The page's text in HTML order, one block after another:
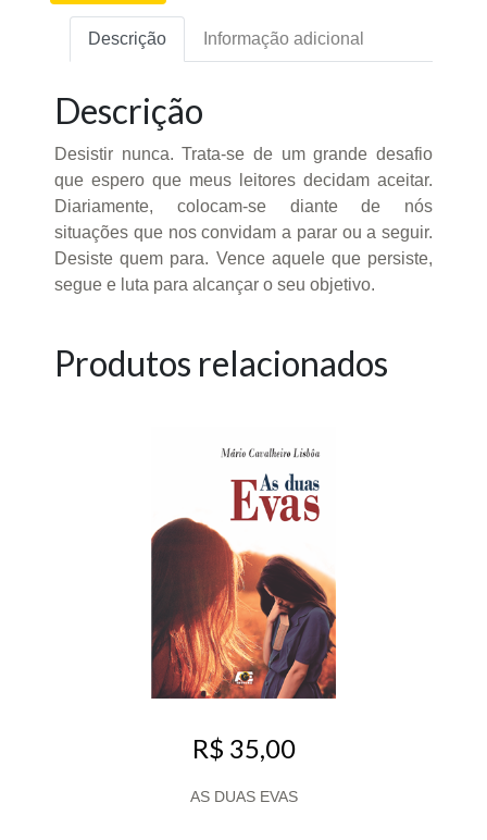
Descrição Informação adicional
Descrição
Desistir nunca. Trata-se de um grande desafio
que espero que meus leitores decidam aceitar.
Diariamente, colocam-se diante de nós
situações que nos convidam a parar ou a seguir.
Desiste quem para. Vence aquele que persiste,
segue e luta para alcançar o seu objetivo.
Produtos relacionados
R$ 35,00
AS DUAS EVAS